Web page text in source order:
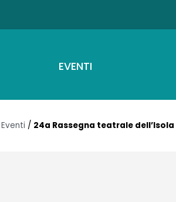
EVENTI
Eventi / 24a Rassegna teatrale